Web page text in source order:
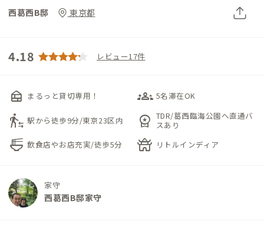
西葛西B邸 東京都
4.18 レビュー17件
nest_multi_room まるっと貸切専用！ groups_3 5名滞在OK
transfer_within_a_station 駅から徒歩9分/東京23区内 workspace_premium TDR/葛西臨海公園へ直通バ
スあり
ramen_dining 飲食店やお店充実/徒歩5分 temple_buddhist リトルインディア
家守
西葛西B邸家守